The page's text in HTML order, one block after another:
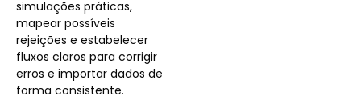
simulações práticas,
mapear possíveis
rejeições e estabelecer
fluxos claros para corrigir
erros e importar dados de
forma consistente.